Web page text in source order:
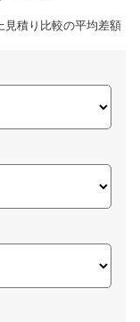
見積り比較の平均差額